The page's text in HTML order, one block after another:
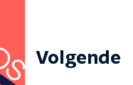
Volgende